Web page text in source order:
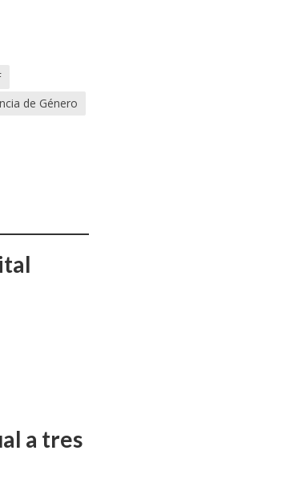
de Género
a tres